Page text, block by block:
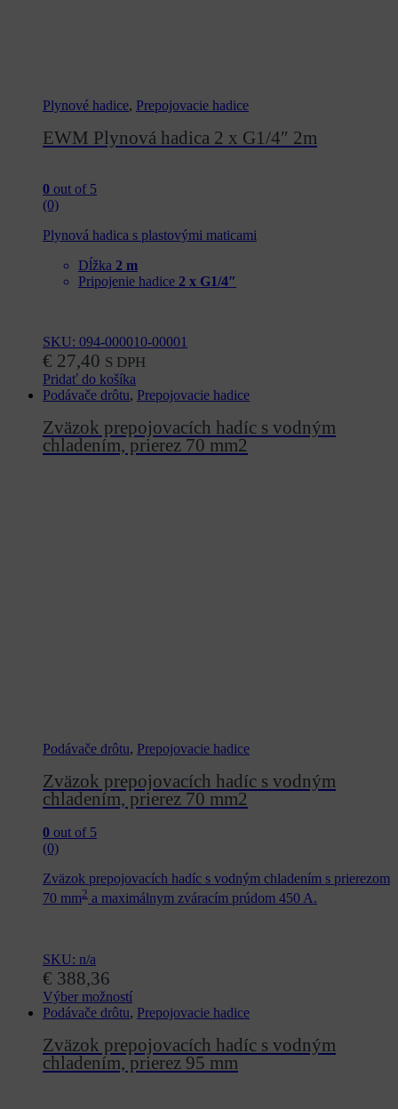
Plynové hadice, Prepojovacie hadice
EWM Plynová hadica 2 x G1/4″ 2m
0 out of 5
(0)
Plynová hadica s plastovými maticami
Dĺžka 2 m
Pripojenie hadice 2 x G1/4″
SKU: 094-000010-00001
€ 27,40 S DPH
Pridať do košíka
Podávače drôtu, Prepojovacie hadice
Zväzok prepojovacích hadíc s vodným
chladením, prierez 70 mm2
Podávače drôtu, Prepojovacie hadice
Zväzok prepojovacích hadíc s vodným
chladením, prierez 70 mm2
0 out of 5
(0)
Zväzok prepojovacích hadíc s vodným chladením s prierezom
70 mm2 a maximálnym zváracím prúdom 450 A.
SKU: n/a
€ 388,36
Výber možností
Tento
má
viacero
variantov.
Podávače drôtu, Prepojovacie hadice
Zväzok prepojovacích hadíc s vodným
chladením, prierez 95 mm